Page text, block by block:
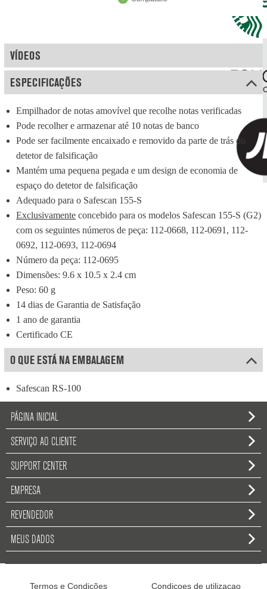
VÍDEOS
ESPECIFICAÇÕES
Empilhador de notas amovível que recolhe notas verificadas
Pode recolher e armazenar até 10 notas de banco
Pode ser facilmente encaixado e removido da parte de trás do
detetor de falsificação
Mantém uma pequena pegada e um design de economia de
espaço do detetor de falsificação
Adequado para o Safescan 155-S
Exclusivamente concebido para os modelos Safescan 155-S (G2)
com os seguintes números de peça: 112-0668, 112-0691, 112-
0692, 112-0693, 112-0694
Número da peça: 112-0695
Dimensões: 9.6 x 10.5 x 2.4 cm
Peso: 60 g
14 dias de Garantia de Satisfação
1 ano de garantia
Certificado CE
O QUE ESTÁ NA EMBALAGEM
Safescan RS-100
PÁGINA INICIAL
SERVIÇO AO CLIENTE
SUPPORT CENTER
EMPRESA
REVENDEDOR
MEUS DADOS
Termos e Condições Condicoes de utilizacao